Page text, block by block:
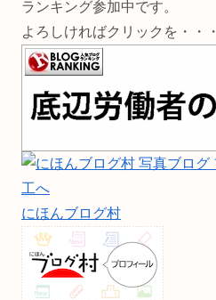
ランキング参加中です。
よろしければクリックを・・・
にほんブログ村